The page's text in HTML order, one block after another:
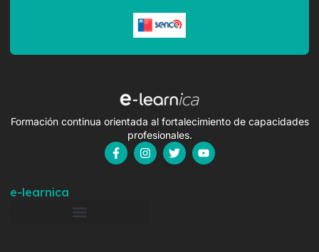
Formación continua orientada al fortalecimiento de capacidades
profesionales.
e-learnica